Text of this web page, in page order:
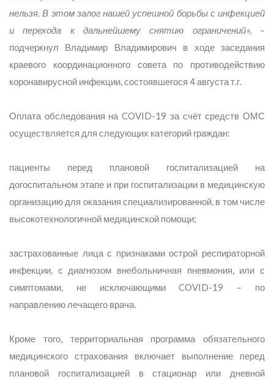
нельзя. В этом залог нашей успешной борьбы с инфекцией
и перехода к дальнейшему снятию ограничений», –
подчеркнул Владимир Владимирович в ходе заседания
краевого координационного совета по противодействию
коронавирусной инфекции, состоявшегося 4 августа т.г.
Оплата обследования на COVID-19 за счёт средств ОМС
осуществляется для следующих категорий граждан:
пациенты перед плановой госпитализацией на
догоспитальном этапе и при госпитализации в медицинскую
организацию для оказания специализированной, в том числе
высокотехнологичной медицинской помощи;
застрахованные лица с признаками острой респираторной
инфекции, с диагнозом внебольничная пневмония, или с
симптомами, не исключающими COVID-19 – по
направлению лечащего врача.
Кроме того, территориальная программа обязательного
медицинского страхования включает выполнение перед
плановой госпитализацией в стационар или дневной